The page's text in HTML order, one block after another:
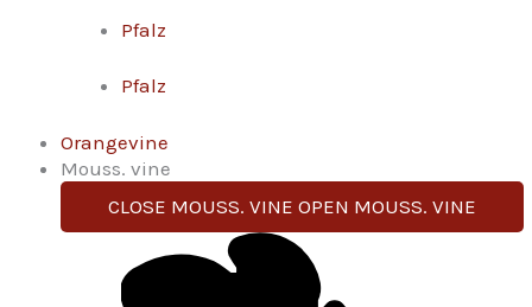
Pfalz
Pfalz
Orangevine
Mouss. vine
CLOSE MOUSS. VINE OPEN MOUSS. VINE